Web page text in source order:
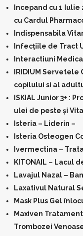
Incepand cu 1
cu Cardul
Indispensabila
Infecțiile de Tract
Interactiuni
IRIDIUM
copilului si al
ISKIAL Junior 3+ :
ulei de peste și
Isteria – Liderin –
Isteria Osteogen
Ivermectina –
KITONAIL – Lacul
Lavajul Nazal –
Laxativul Natural
Mask Plus Gel
Maxiven
Trombozei